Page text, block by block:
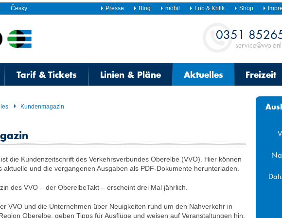
Česky Presse Blog mobil Lob & Kritik Shop
Kontakt
0351
service@vvo-
Tarif & Tickets Linien & Pläne Aktuelles Freizeit
Kundenmagazin
die Kundenzeitschrift des Verkehrsverbundes Oberelbe (VVO). Hier können
aktuelle und die vergangenen Ausgaben als PDF-Dokumente herunterladen.
des VVO – der OberelbeTakt – erscheint drei Mal jährlich.
VVO und die Unternehmen über Neuigkeiten rund um den Nahverkehr in
Oberelbe, geben Tipps für Ausflüge und weisen auf Veranstaltungen hin.